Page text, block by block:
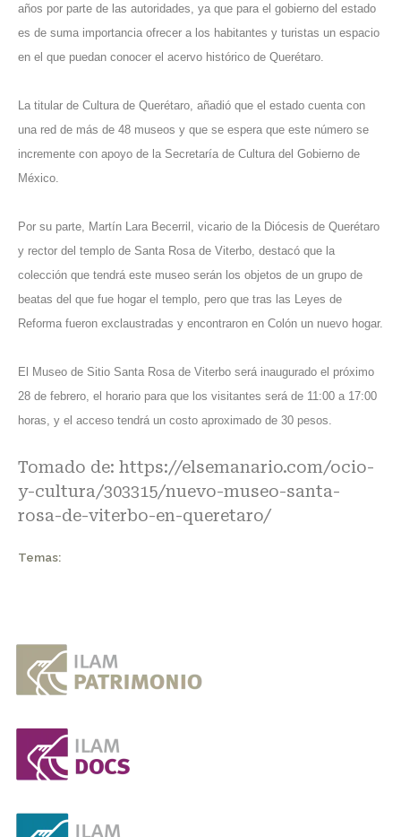
años por parte de las autoridades, ya que para el gobierno del estado
es de suma importancia ofrecer a los habitantes y turistas un espacio
en el que puedan conocer el acervo histórico de Querétaro.
La titular de Cultura de Querétaro, añadió que el estado cuenta con
una red de más de 48 museos y que se espera que este número se
incremente con apoyo de la Secretaría de Cultura del Gobierno de
México.
Por su parte, Martín Lara Becerril, vicario de la Diócesis de Querétaro
y rector del templo de Santa Rosa de Viterbo, destacó que la
colección que tendrá este museo serán los objetos de un grupo de
beatas del que fue hogar el templo, pero que tras las Leyes de
Reforma fueron exclaustradas y encontraron en Colón un nuevo hogar.
El Museo de Sitio Santa Rosa de Viterbo será inaugurado el próximo
28 de febrero, el horario para que los visitantes será de 11:00 a 17:00
horas, y el acceso tendrá un costo aproximado de 30 pesos.
Tomado de: https://elsemanario.com/ocio-
y-cultura/303315/nuevo-museo-santa-
rosa-de-viterbo-en-queretaro/
Temas: